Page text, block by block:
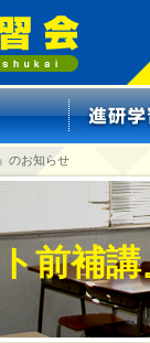
のお知らせ
ト前補